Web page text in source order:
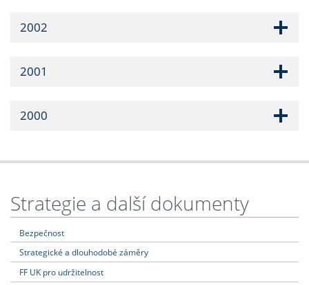
2002
2001
2000
Strategie a další dokumenty
Bezpečnost
Strategické a dlouhodobé záměry
FF UK pro udržitelnost